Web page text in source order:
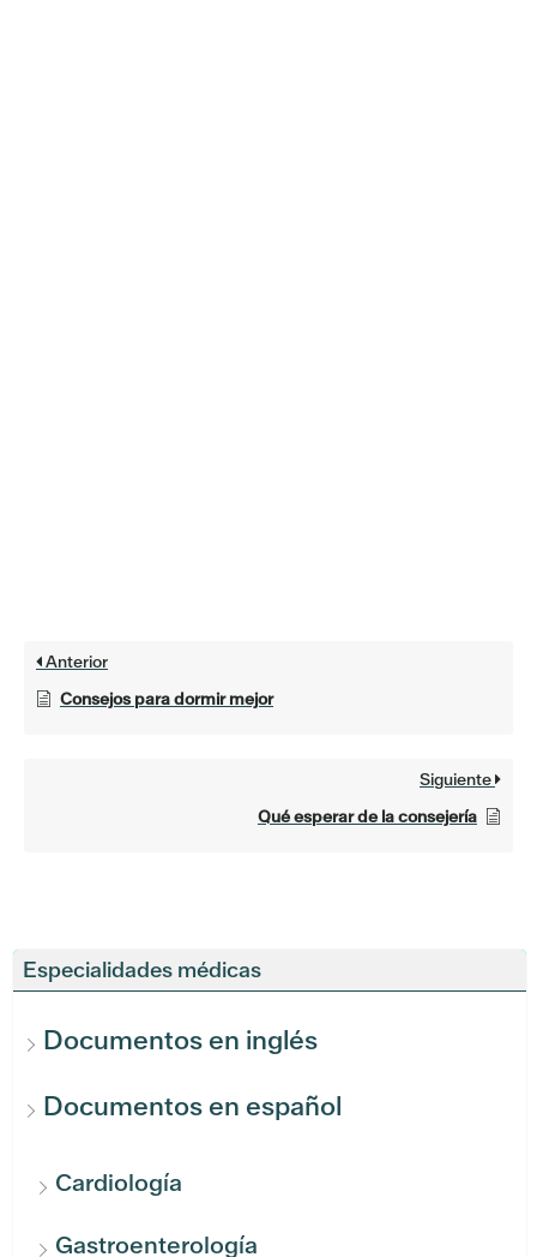
Especialidades médicas
Documentos en inglés
Documentos en español
Cardiología
Gastroenterología
Anterior
Consejos para dormir mejor
Siguiente
Qué esperar de la consejería